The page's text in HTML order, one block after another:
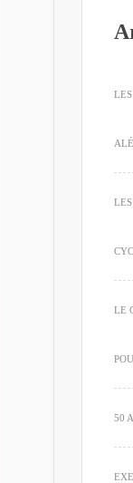
LE
50